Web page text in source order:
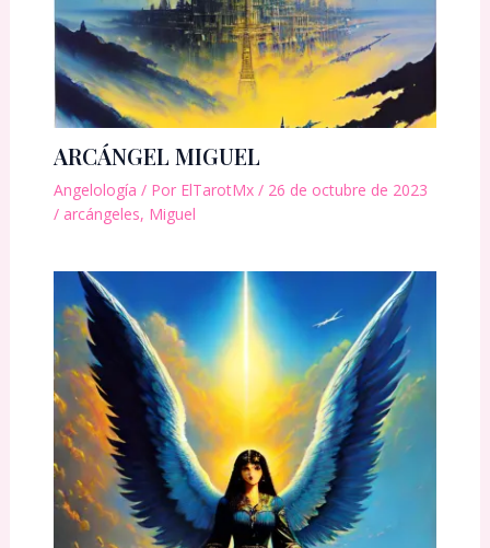
ARCÁNGEL MIGUEL
Angelología / Por ElTarotMx / 26 de octubre de 2023
/ arcángeles, Miguel